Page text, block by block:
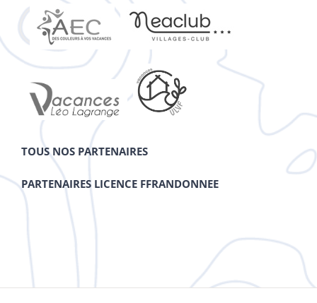
TOUS NOS PARTENAIRES
PARTENAIRES LICENCE FFRANDONNEE